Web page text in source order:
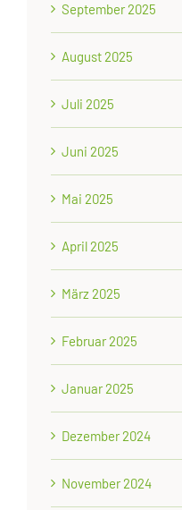
September 2025
August 2025
Juli 2025
Juni 2025
Mai 2025
April 2025
März 2025
Februar 2025
Januar 2025
Dezember 2024
November 2024